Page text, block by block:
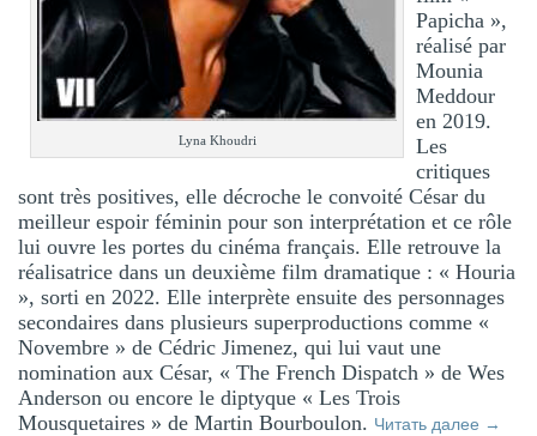
Lyna Khoudri
Papicha »,
réalisé par
Mounia
Meddour
en 2019.
Les
critiques
sont très positives, elle décroche le convoité César du
meilleur espoir féminin pour son interprétation et ce rôle
lui ouvre les portes du cinéma français. Elle retrouve la
réalisatrice dans un deuxième film dramatique : « Houria
», sorti en 2022. Elle interprète ensuite des personnages
secondaires dans plusieurs superproductions comme «
Novembre » de Cédric Jimenez, qui lui vaut une
nomination aux César, « The French Dispatch » de Wes
Anderson ou encore le diptyque « Les Trois
Mousquetaires » de Martin Bourboulon. Читать далее →